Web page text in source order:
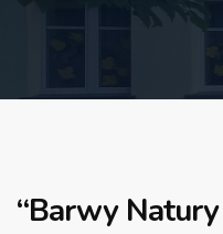
“Barwy